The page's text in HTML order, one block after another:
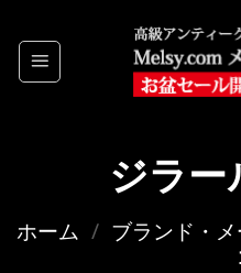
to
content
ジラ
ホーム / ブランド・